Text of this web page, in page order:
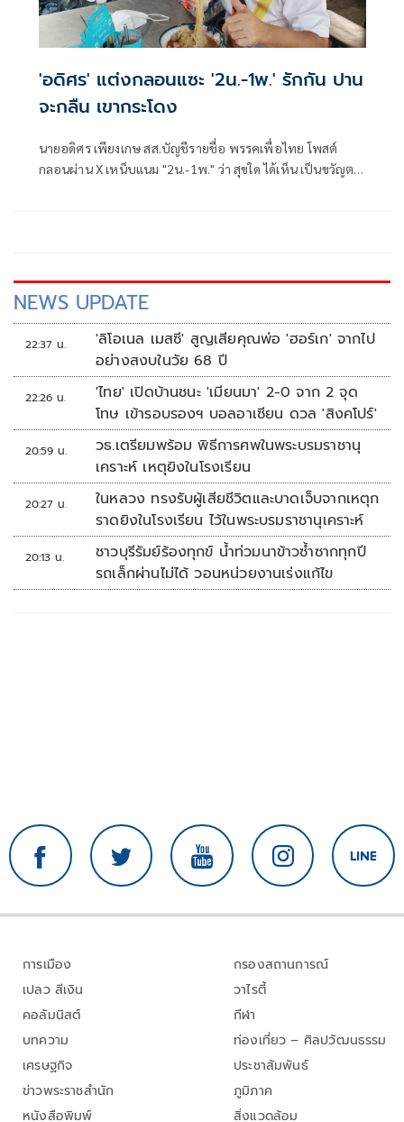
'อดิศร' แต่งกลอนแซะ '2น.-1พ.' รักกัน ปาน
จะกลืน เขากระโดง
นายอดิศร เพียงเกษ สส.บัญชีรายชื่อ พรรคเพื่อไทย โพสต์
กลอนผ่าน X เหน็บแนม "2น.-1พ." ว่า สุขใด ได้เห็น เป็นขวัญตา
NEWS UPDATE
22:37 น.
'ลิโอเนล เมสซี' สูญเสียคุณพ่อ 'ฮอร์เก' จากไป
อย่างสงบในวัย 68 ปี
22:26 น.
'ไทย' เปิดบ้านชนะ 'เมียนมา' 2-0 จาก 2 จุด
โทษ เข้ารอบรองฯ บอลอาเซียน ดวล 'สิงคโปร์'
20:59 น.
วธ.เตรียมพร้อม พิธีการศพในพระบรมราชานุ
เคราะห์ เหตุยิงในโรงเรียน
20:27 น.
ในหลวง ทรงรับผู้เสียชีวิตและบาดเจ็บจากเหตุก
ราดยิงในโรงเรียน ไว้ในพระบรมราชานุเคราะห์
20:13 น.
ชาวบุรีรัมย์ร้องทุกข์ น้ำท่วมนาข้าวซ้ำซากทุกปี
รถเล็กผ่านไม่ได้ วอนหน่วยงานเร่งแก้ไข
การเมือง
เปลว สีเงิน
คอลัมนิสต์
บทความ
เศรษฐกิจ
ข่าวพระราชสำนัก
หนังสือพิมพ์
กรองสถานการณ์
วาไรตี้
กีฬา
ท่องเที่ยว – ศิลปวัฒนธรรม
ประชาสัมพันธ์
ภูมิภาค
สิ่งแวดล้อม